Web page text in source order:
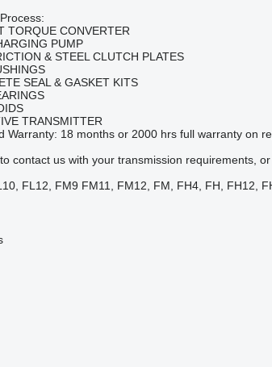
TORQUE CONVERTER
PUMP
& STEEL CLUTCH PLATES
SEAL & GASKET KITS
TRANSMITTER
Warranty: 18 months or 2000 hrs full warranty on
contact us with your transmission requirements,
FL12, FM9 FM11, FM12, FM, FH4, FH, FH12,